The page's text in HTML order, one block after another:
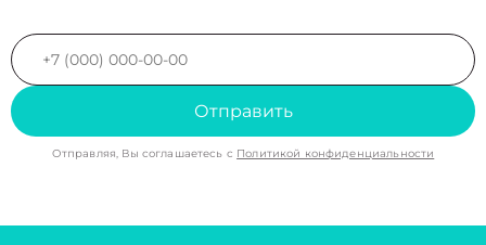
Отправить
Отправляя, Вы соглашаетесь с Политикой конфиденциальности